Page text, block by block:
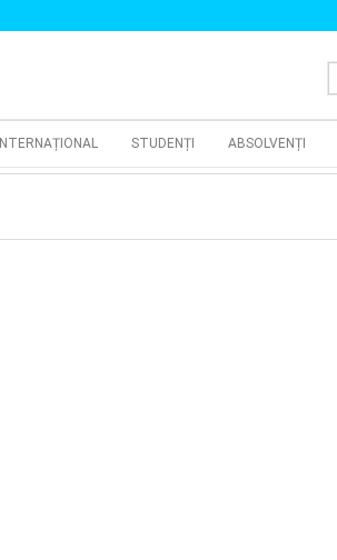
INTERNAȚIONAL STUDENȚI ABSOLVENȚI